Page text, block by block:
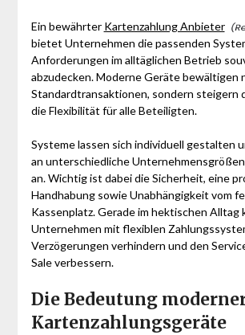
Ein bewährter Kartenzahlung Anbieter
bietet Unternehmen die passenden
Anforderungen im alltäglichen Betrieb
abzudecken. Moderne Geräte bewältigen
Standardtransaktionen, sondern steigern
die Flexibilität für alle Beteiligten.
Systeme lassen sich individuell gestalten
an unterschiedliche
an. Wichtig ist dabei die Sicherheit, eine
Handhabung sowie Unabhängigkeit vom
Kassenplatz. Gerade im hektischen Alltag
Unternehmen mit flexiblen
Verzögerungen verhindern und den
Sale verbessern.
Die Bedeutung
Kartenzahlungsgeräte